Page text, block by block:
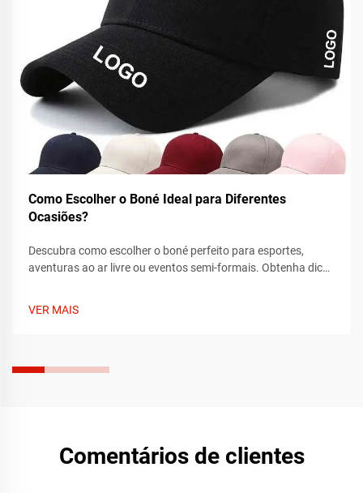
Como Escolher o Boné Ideal para Diferentes
Ocasiões?
Descubra como escolher o boné perfeito para esportes,
aventuras ao ar livre ou eventos semi-formais. Obtenha dicas
VER MAIS
Comentários de clientes